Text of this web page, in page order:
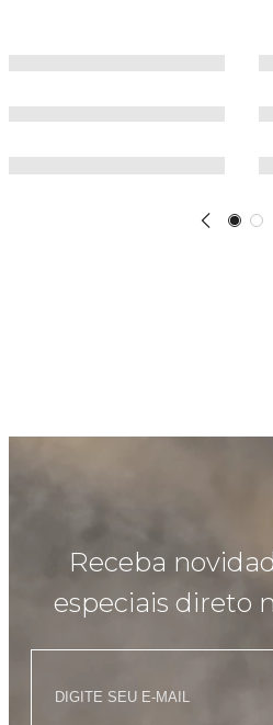
Receba
especiais direto